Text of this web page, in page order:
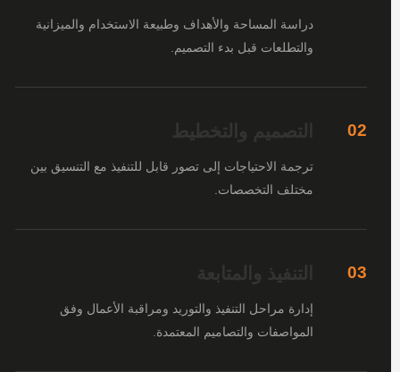
دراسة المساحة والأهداف وطبيعة الاستخدام والميزانية
والتطلعات قبل بدء التصميم.
02 التصميم والتخطيط
ترجمة الاحتياجات إلى تصور قابل للتنفيذ مع التنسيق بين
مختلف التخصصات.
03 التنفيذ والمتابعة
إدارة مراحل التنفيذ والتوريد ومراقبة الأعمال وفق
المواصفات والتصاميم المعتمدة.